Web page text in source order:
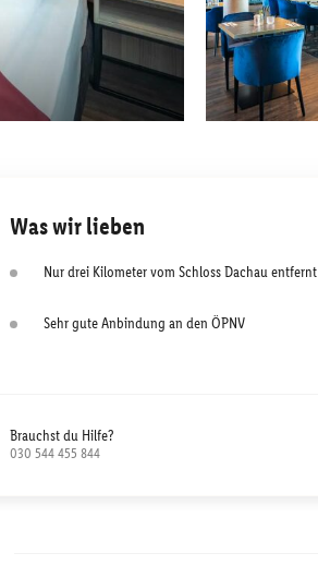
Was wir lieben
Nur drei Kilometer vom Schloss Dachau entfernt
Sehr gute Anbindung an den ÖPNV
Brauchst du Hilfe?
030 544 455 844